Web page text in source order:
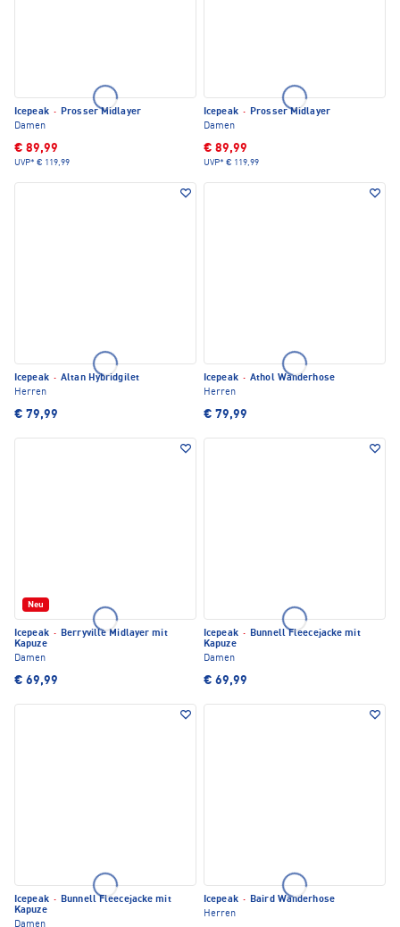
Icepeak · Prosser Midlayer
Damen
€ 89,99
UVP* € 119,99
Icepeak · Prosser Midlayer
Damen
€ 89,99
UVP* € 119,99
Icepeak · Altan Hybridgilet
Herren
€ 79,99
Icepeak · Athol Wanderhose
Herren
€ 79,99
Neu
Icepeak · Berryville Midlayer mit
Kapuze
Damen
€ 69,99
Icepeak · Bunnell Fleecejacke mit
Kapuze
Damen
€ 69,99
Icepeak · Bunnell Fleecejacke mit
Kapuze
Damen
Icepeak · Baird Wanderhose
Herren